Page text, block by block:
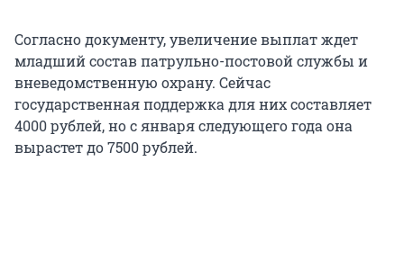
Согласно документу, увеличение выплат ждет
младший состав патрульно-постовой службы и
вневедомственную охрану. Сейчас
государственная поддержка для них составляет
4000 рублей, но с января следующего года она
вырастет до 7500 рублей.